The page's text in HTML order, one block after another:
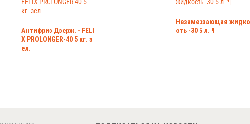
Антифриз Дзерж. - FELI
X PROLONGER-40 5 кг. з
ел.
Незамерзающая жидко
сть -30 5 л. ¶